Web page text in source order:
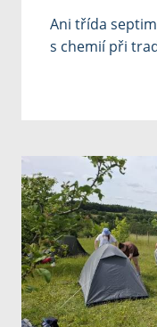
Ani třída
s chemií při